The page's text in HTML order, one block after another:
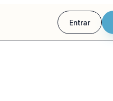
Entrar